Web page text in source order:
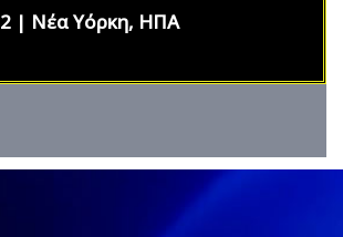
| Νέα Υόρκη, ΗΠΑ